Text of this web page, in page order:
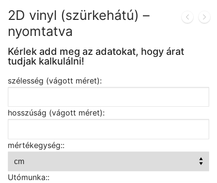
2D vinyl (szürkehátú) –
nyomtatva
Kérlek add meg az adatokat, hogy árat
tudjak kalkulálni!
szélesség (vágott méret):
hosszúság (vágott méret):
mértékegység::
Utómunka::